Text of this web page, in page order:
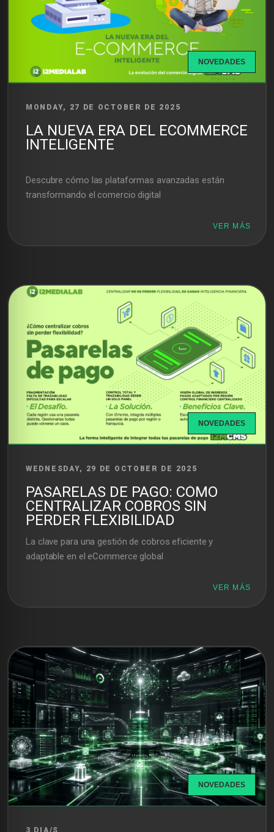
NOVEDADES
MONDAY, 27 DE OCTOBER DE 2025
LA NUEVA ERA DEL ECOMMERCE
INTELIGENTE
Descubre cómo las plataformas avanzadas están
transformando el comercio digital
VER MÁS
NOVEDADES
WEDNESDAY, 29 DE OCTOBER DE 2025
PASARELAS DE PAGO: CÓMO
CENTRALIZAR COBROS SIN
PERDER FLEXIBILIDAD
La clave para una gestión de cobros eficiente y
adaptable en el eCommerce global
VER MÁS
NOVEDADES
3 DIA/S